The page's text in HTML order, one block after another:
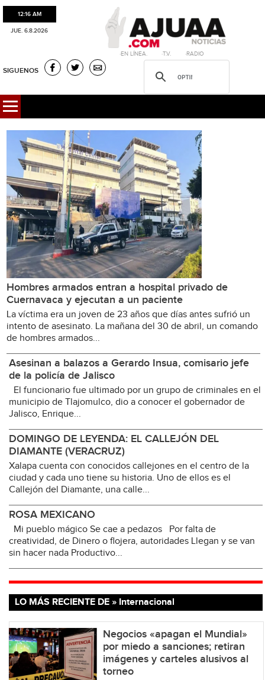
12:16 AM
JUE. 6.8.2026
·EN LÍNEA. ·T.V. ·RADIO
SIGUENOS
Hombres armados entran a hospital privado de
Cuernavaca y ejecutan a un paciente
La víctima era un joven de 23 años que días antes sufrió un
intento de asesinato. La mañana del 30 de abril, un comando
de hombres armados...
Asesinan a balazos a Gerardo Insua, comisario jefe
de la policía de Jalisco
El funcionario fue ultimado por un grupo de criminales en el
municipio de Tlajomulco, dio a conocer el gobernador de
Jalisco, Enrique...
DOMINGO DE LEYENDA: EL CALLEJÓN DEL
DIAMANTE (VERACRUZ)
Xalapa cuenta con conocidos callejones en el centro de la
ciudad y cada uno tiene su historia. Uno de ellos es el
Callejón del Diamante, una calle...
ROSA MEXICANO
Mi pueblo mágico Se cae a pedazos Por falta de
creatividad, de Dinero o flojera, autoridades Llegan y se van
sin hacer nada Productivo...
LO MÁS RECIENTE DE » Internacional
Negocios «apagan el Mundial»
por miedo a sanciones; retiran
imágenes y carteles alusivos al
torneo